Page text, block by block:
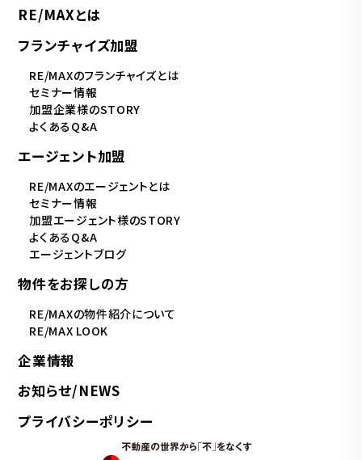
RE/MAXとは
フランチャイズ加盟
RE/MAXのフランチャイズとは
セミナー情報
加盟企業様のSTORY
よくあるQ&A
エージェント加盟
RE/MAXのエージェントとは
セミナー情報
加盟エージェント様のSTORY
よくあるQ&A
エージェントブログ
物件をお探しの方
RE/MAXの物件紹介について
RE/MAX LOOK
企業情報
お知らせ/NEWS
プライバシーポリシー